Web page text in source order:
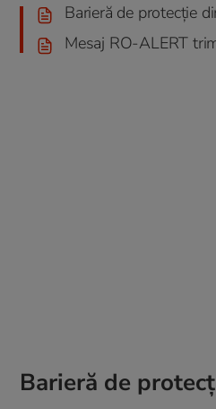
Barieră de protecție
Mesaj RO-ALERT
Barieră de